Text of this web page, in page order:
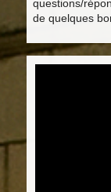
questions/
de quelques